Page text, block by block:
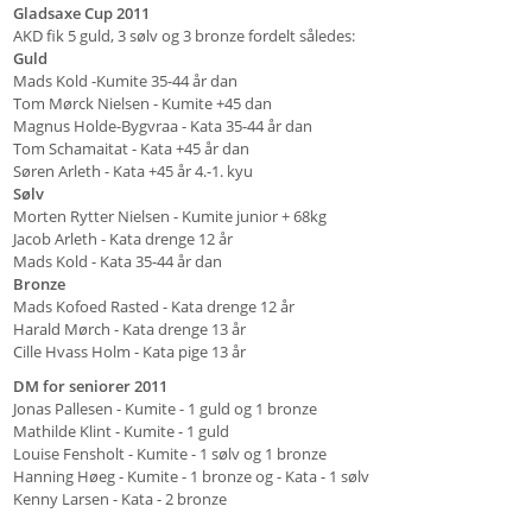
Gladsaxe Cup 2011
AKD fik 5 guld, 3 sølv og 3 bronze fordelt således:
Guld
Mads Kold -Kumite 35-44 år dan
Tom Mørck Nielsen - Kumite +45 dan
Magnus Holde-Bygvraa - Kata 35-44 år dan
Tom Schamaitat - Kata +45 år dan
Søren Arleth - Kata +45 år 4.-1. kyu
Sølv
Morten Rytter Nielsen - Kumite junior + 68kg
Jacob Arleth - Kata drenge 12 år
Mads Kold - Kata 35-44 år dan
Bronze
Mads Kofoed Rasted - Kata drenge 12 år
Harald Mørch - Kata drenge 13 år
Cille Hvass Holm - Kata pige 13 år
DM for seniorer 2011
Jonas Pallesen - Kumite - 1 guld og 1 bronze
Mathilde Klint - Kumite - 1 guld
Louise Fensholt - Kumite - 1 sølv og 1 bronze
Hanning Høeg - Kumite - 1 bronze og - Kata - 1 sølv
Kenny Larsen - Kata - 2 bronze